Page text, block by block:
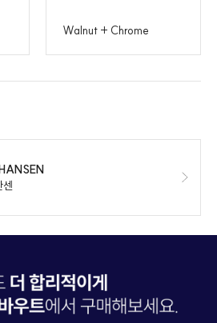
Walnut + Chrome
센